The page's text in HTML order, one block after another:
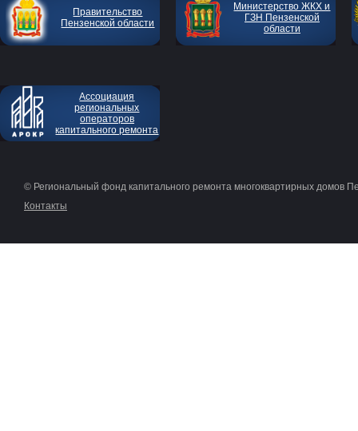
Правительство
Пензенской области
Министерство ЖКХ и
ГЗН Пензенской
области
Ассоциация
региональных
операторов
капитального ремонта
© Региональный фонд капитального ремонта многоквартирных домов
Контакты